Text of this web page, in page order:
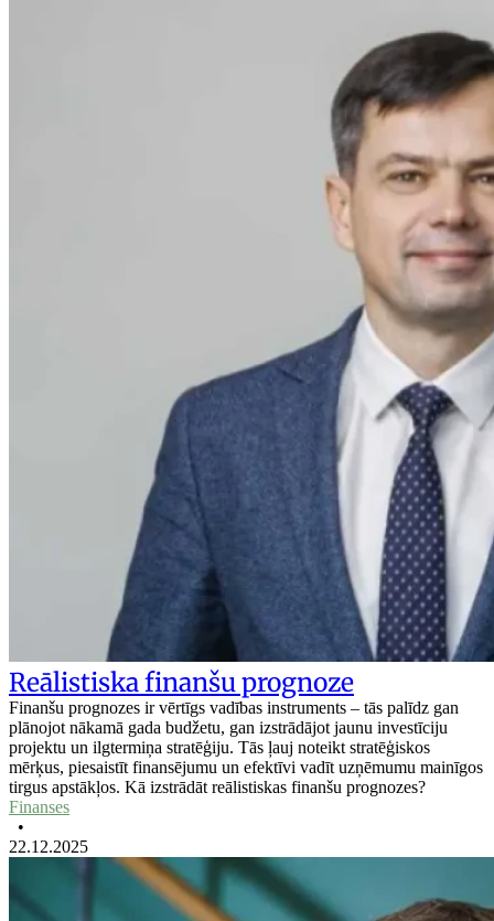
Reālistiska finanšu prognoze
Finanšu prognozes ir vērtīgs vadības instruments – tās palīdz gan
plānojot nākamā gada budžetu, gan izstrādājot jaunu investīciju
projektu un ilgtermiņa stratēģiju. Tās ļauj noteikt stratēģiskos
mērķus, piesaistīt finansējumu un efektīvi vadīt uzņēmumu mainīgos
tirgus apstākļos. Kā izstrādāt reālistiskas finanšu prognozes?
Finanses
•
22.12.2025